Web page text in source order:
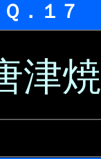
Ｑ．１７
津焼